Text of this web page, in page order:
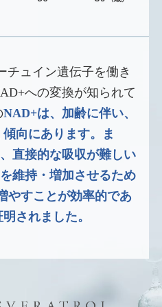
チュイン遺伝子を働き
への変換が知られて
NAD+は、加齢に伴い、
向にあります。ま
直接的な吸収が難しい
維持・増加させるため
やすことが効率的であ
されました。